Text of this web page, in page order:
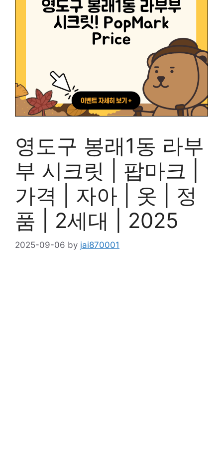
영도구 봉래1동 라부
부 시크릿 | 팝마크 |
가격 | 자아 | 옷 | 정
품 | 2세대 | 2025
2025-09-06 by jai870001